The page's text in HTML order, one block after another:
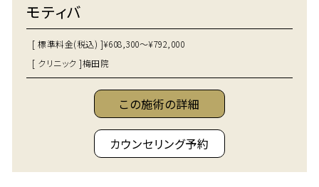
モティバ
[ 標準料金(税込) ]¥608,300～¥792,000
[ クリニック ]梅田院
この施術の詳細
カウンセリング予約